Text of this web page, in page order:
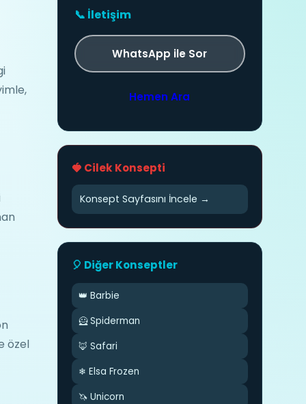
özel
📞 İletişim
WhatsApp ile Sor
Hemen Ara
🍓 Cilek Konsepti
Konsept Sayfasını İncele →
🎈 Diğer Konseptler
👑 Barbie
🦸 Spiderman
🦊 Safari
❄ Elsa Frozen
🦄 Unicorn